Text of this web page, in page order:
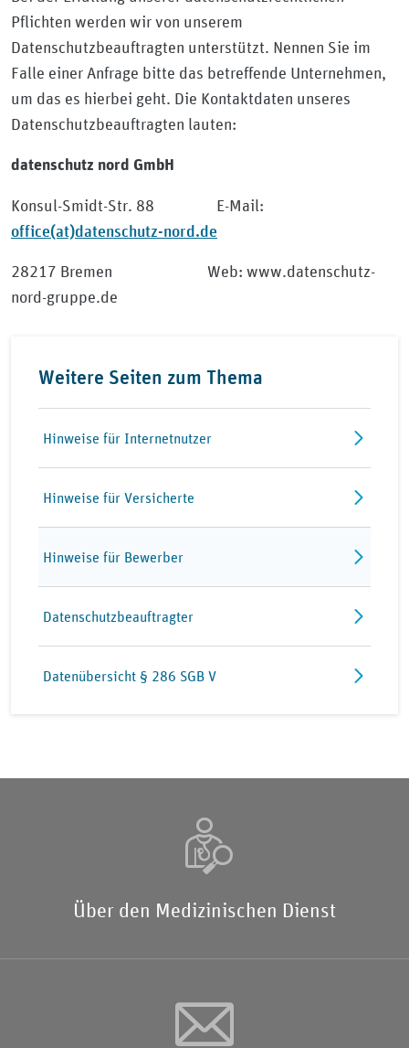
Pflichten werden wir von unserem
Datenschutzbeauftragten unterstützt. Nennen Sie im
Falle einer Anfrage bitte das betreffende Unternehmen,
um das es hierbei geht. Die Kontaktdaten unseres
Datenschutzbeauftragten lauten:
datenschutz nord GmbH
Konsul-Smidt-Str. 88 E-Mail:
office(at)datenschutz-nord.de
28217 Bremen Web: www.datenschutz-
nord-gruppe.de
Weitere Seiten zum Thema
Hinweise für Internetnutzer
Hinweise für Versicherte
Hinweise für Bewerber
Datenschutzbeauftragter
Datenübersicht § 286 SGB V
Über den Medizinischen Dienst